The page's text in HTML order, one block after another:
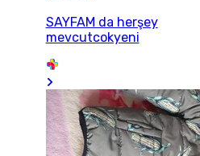
SAYFAM da herşey
mevcutcokyeni